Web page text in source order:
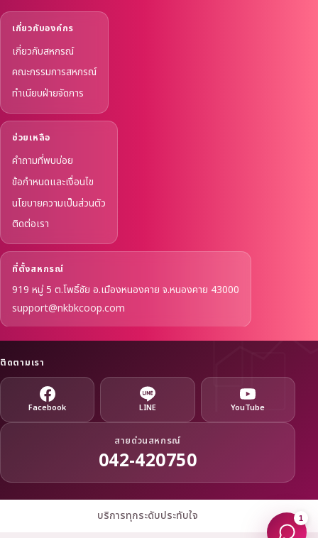
เกี่ยวกับองค์กร
เกี่ยวกับสหกรณ์
คณะกรรมการสหกรณ์
ทำเนียบฝ่ายจัดการ
ช่วยเหลือ
คำถามที่พบบ่อย
ข้อกำหนดและเงื่อนไข
นโยบายความเป็นส่วนตัว
ติดต่อเรา
ที่ตั้งสหกรณ์
919 หมู่ 5 ต.โพธิ์ชัย อ.เมืองหนองคาย จ.หนองคาย 43000
support@nkbkcoop.com
ติดตามเรา
Facebook LINE YouTube
สายด่วนสหกรณ์
042-420750
บริการทุกระดับประทับใจ 1